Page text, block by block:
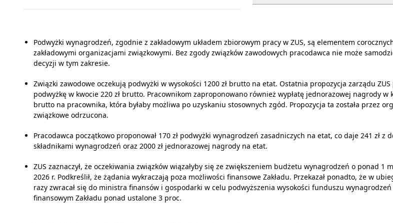
Podwyżki wynagrodzeń, zgodnie z zakładowym układem zbiorowym pracy w ZUS, są elementem
zakładowymi organizacjami związkowymi. Bez zgody związków zawodowych pracodawca nie może
decyzji w tym zakresie.
Związki zawodowe oczekują podwyżki w wysokości 1200 zł brutto na etat. Ostatnia propozycja zarządu ZUS
podwyżkę w kwocie 220 zł brutto. Pracownikom zaproponowano również wypłatę jednorazowej nagrody w
brutto na pracownika, która byłaby możliwa po uzyskaniu stosownych zgód. Propozycja ta została przez
związkowe odrzucona.
Pracodawca początkowo proponował 170 zł podwyżki wynagrodzeń zasadniczych na etat, co daje 241 zł z
składnikami wynagrodzeń oraz 2000 zł jednorazowej nagrody na etat.
ZUS zaznaczył, że oczekiwania związków wiązałyby się ze zwiększeniem budżetu wynagrodzeń o ponad 1
2026 r. Podkreślił, że żądania wykraczają poza możliwości finansowe Zakładu. Przekazał ponadto, że w
razy zwracał się do ministra finansów i gospodarki w celu podwyższenia wysokości funduszu
finansowym Zakładu ponad ustalone 3 proc.